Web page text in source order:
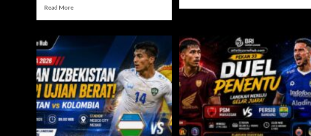
Read MoreRead
Timnas
Indonesia
Diminta
Bersiap
Menuju
Piala
Dunia
ke
Fase
Gugur,
Jadi
Tim
Pertama
di
Piala
Dunia
2026